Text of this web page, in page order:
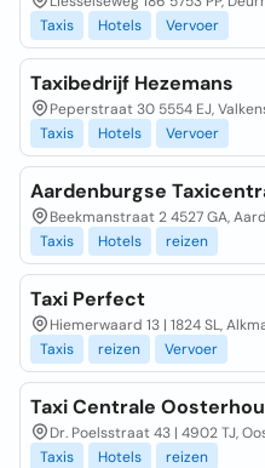
Taxis
Hotels Vervoer
Taxibedrijf Hezemans
Peperstraat 30 5554 EJ,
Taxis
Hotels Vervoer
Aardenburgse
Beekmanstraat 2 4527 GA,
Taxis
Hotels reizen
Taxi Perfect
Hiemerwaard 13 | 1824 SL,
Taxis
reizen Vervoer
Taxi Centrale
Dr. Poelsstraat 43 | 4902 TJ,
Taxis
Hotels reizen